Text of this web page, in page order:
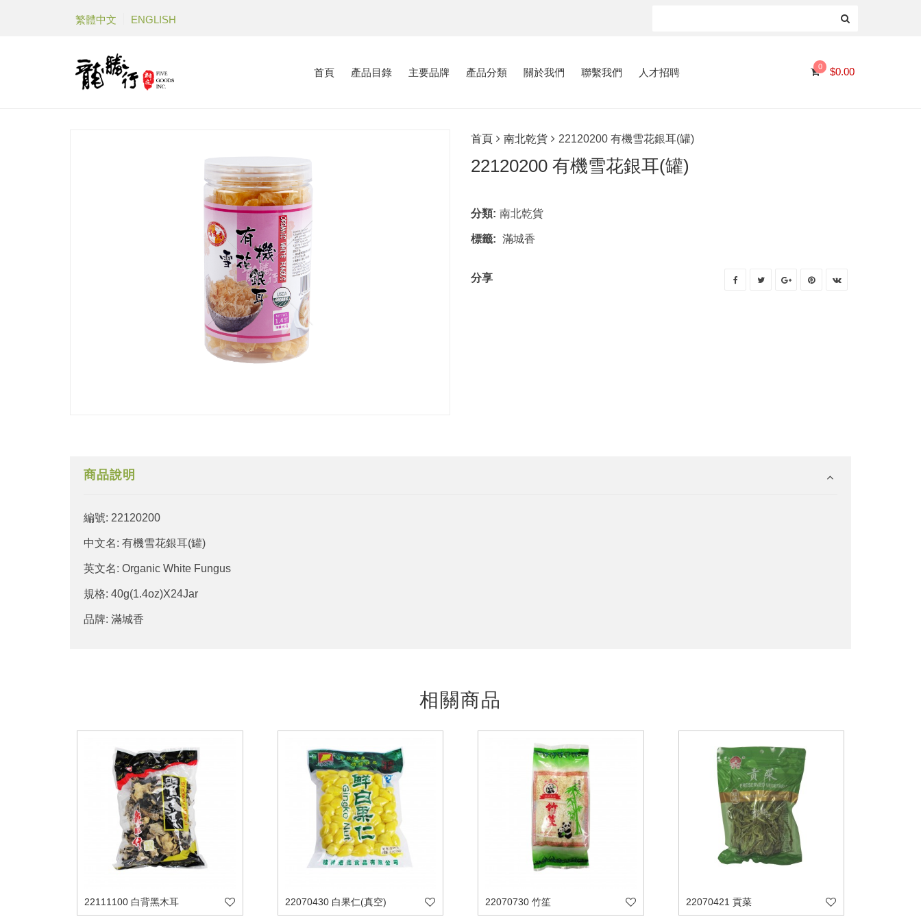
繁體中文 ENGLISH
首頁 產品目錄 主要品牌 產品分類 關於我們 聯繫我們 人才招聘 0 $0.00
首頁 南北乾貨 22120200 有機雪花銀耳(罐)
22120200 有機雪花銀耳(罐)
分類: 南北乾貨
標籤: 滿城香
分享
商品說明
編號: 22120200
中文名: 有機雪花銀耳(罐)
英文名: Organic White Fungus
規格: 40g(1.4oz)X24Jar
品牌: 滿城香
相關商品
22111100 白背黑木耳 22070430 白果仁(真空) 22070730 竹笙 22070421 貢菜